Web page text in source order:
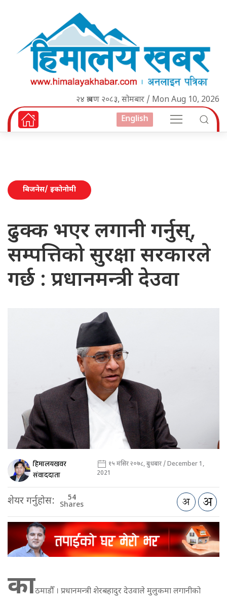
२४ श्रावण २०८३, सोमबार / Mon Aug 10, 2026
English
बिजनेस/ इकोनोमी
ढुक्क भएर लगानी गर्नुस्,
सम्पत्तिको सुरक्षा सरकारले
गर्छ : प्रधानमन्त्री देउवा
हिमालयखवर
संवाददाता
१५ मंसिर २०७८, बुधबार / December 1,
2021
शेयर गर्नुहोस: 54
Shares
काठमाडौँ । प्रधानमन्त्री शेरबहादुर देउवाले मुलुकमा लगानीको